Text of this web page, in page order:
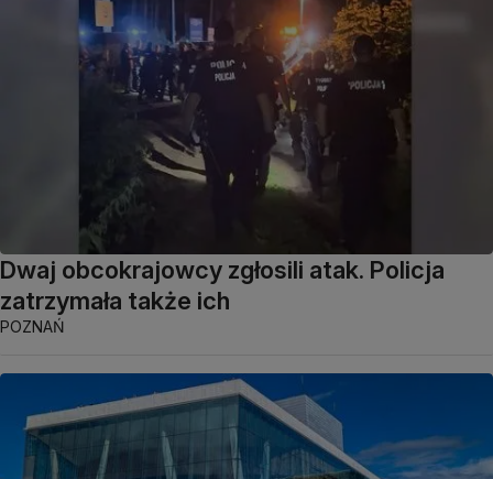
Dwaj obcokrajowcy zgłosili atak. Policja
zatrzymała także ich
POZNAŃ